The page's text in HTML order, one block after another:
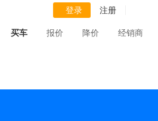
登录 注册
买车 报价 降价 经销商